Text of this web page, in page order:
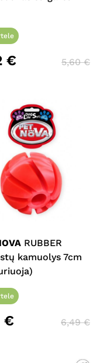
€ 5,60€
RUBBER
kamuolys 7cm
€ 6,49€